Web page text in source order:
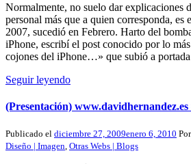
Normalmente, no suelo dar explicaciones
personal más que a quien corresponda,
2007, sucedió en Febrero. Harto del
iPhone, escribí el post conocido por lo
cojones del iPhone…» que subió a
Seguir leyendo
(Presentación)
Publicado el diciembre 27, 2009enero 6, 2010 Por
Diseño | Imagen, Otras Webs | Blogs